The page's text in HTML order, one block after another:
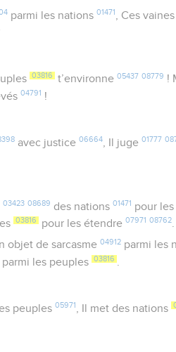
parmi les nations 01471 , Ces vaines
03816 t’environne 05437 08779 !
04791 !
avec justice 06664, Il juge 01777
03423 08689 des nations 01471 pour
03816 pour les étendre07971 08762.
objet de sarcasme 04912parmi les
parmi les peuples 03816
peuples 05971 , Il met des nations